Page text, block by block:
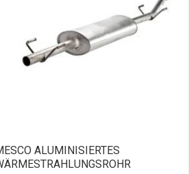
ALUMINISIERTES